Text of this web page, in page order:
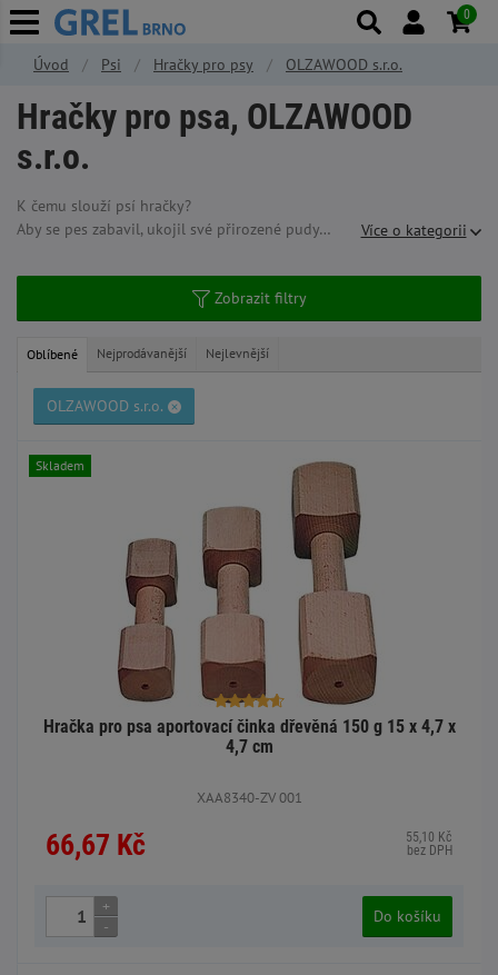
Úvod Psi Hračky pro psy OLZAWOOD s.r.o.
Hračky pro psa, OLZAWOOD
s.r.o.
K čemu slouží psí hračky?
Aby se pes zabavil, ukojil své přirozené pudy nebo se motivoval.
Více o kategorii
Zobrazit filtry
Oblíbené Nejprodávanější Nejlevnější
OLZAWOOD s.r.o.
Hračka pro psa aportovací činka dřevěná 150 g 15 x 4,7 x
4,7 cm
XAA8340-ZV 001
66,67 Kč
55,10 Kč
bez DPH
Skladem
+
-
Do košíku
0